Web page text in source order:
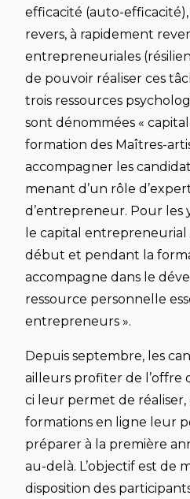
efficacité (auto-
revers, à rapidement
entrepreneuriales
de pouvoir réaliser ces
trois ressources
sont dénommées «
formation des Maîtres-
accompagner les
menant d’un rôle
d’entrepreneur. Pour les
le capital
début et pendant la
accompagne dans le
ressource personnelle
entrepreneurs ».
Depuis septembre, les
ailleurs profiter de l’offre
ci leur permet de
formations en ligne leur
préparer à la première
au-delà. L’objectif est de
disposition des